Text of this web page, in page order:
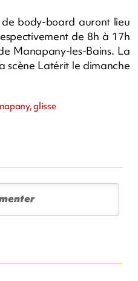
body-board auront lieu
de 8h à 17h
Manapany-les-Bains. La
scène Latérit le dimanche
glisse